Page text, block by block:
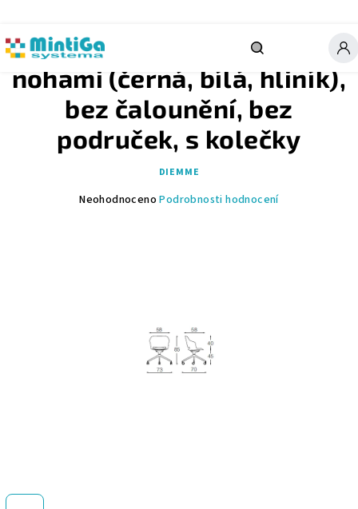
obsah
Hledat
Židle s pyramidovými
nohami (černá, bílá, hliník),
bez čalounění, bez
područek, s kolečky
DIEMME
Průměrné
Neohodnoceno Podrobnosti hodnocení